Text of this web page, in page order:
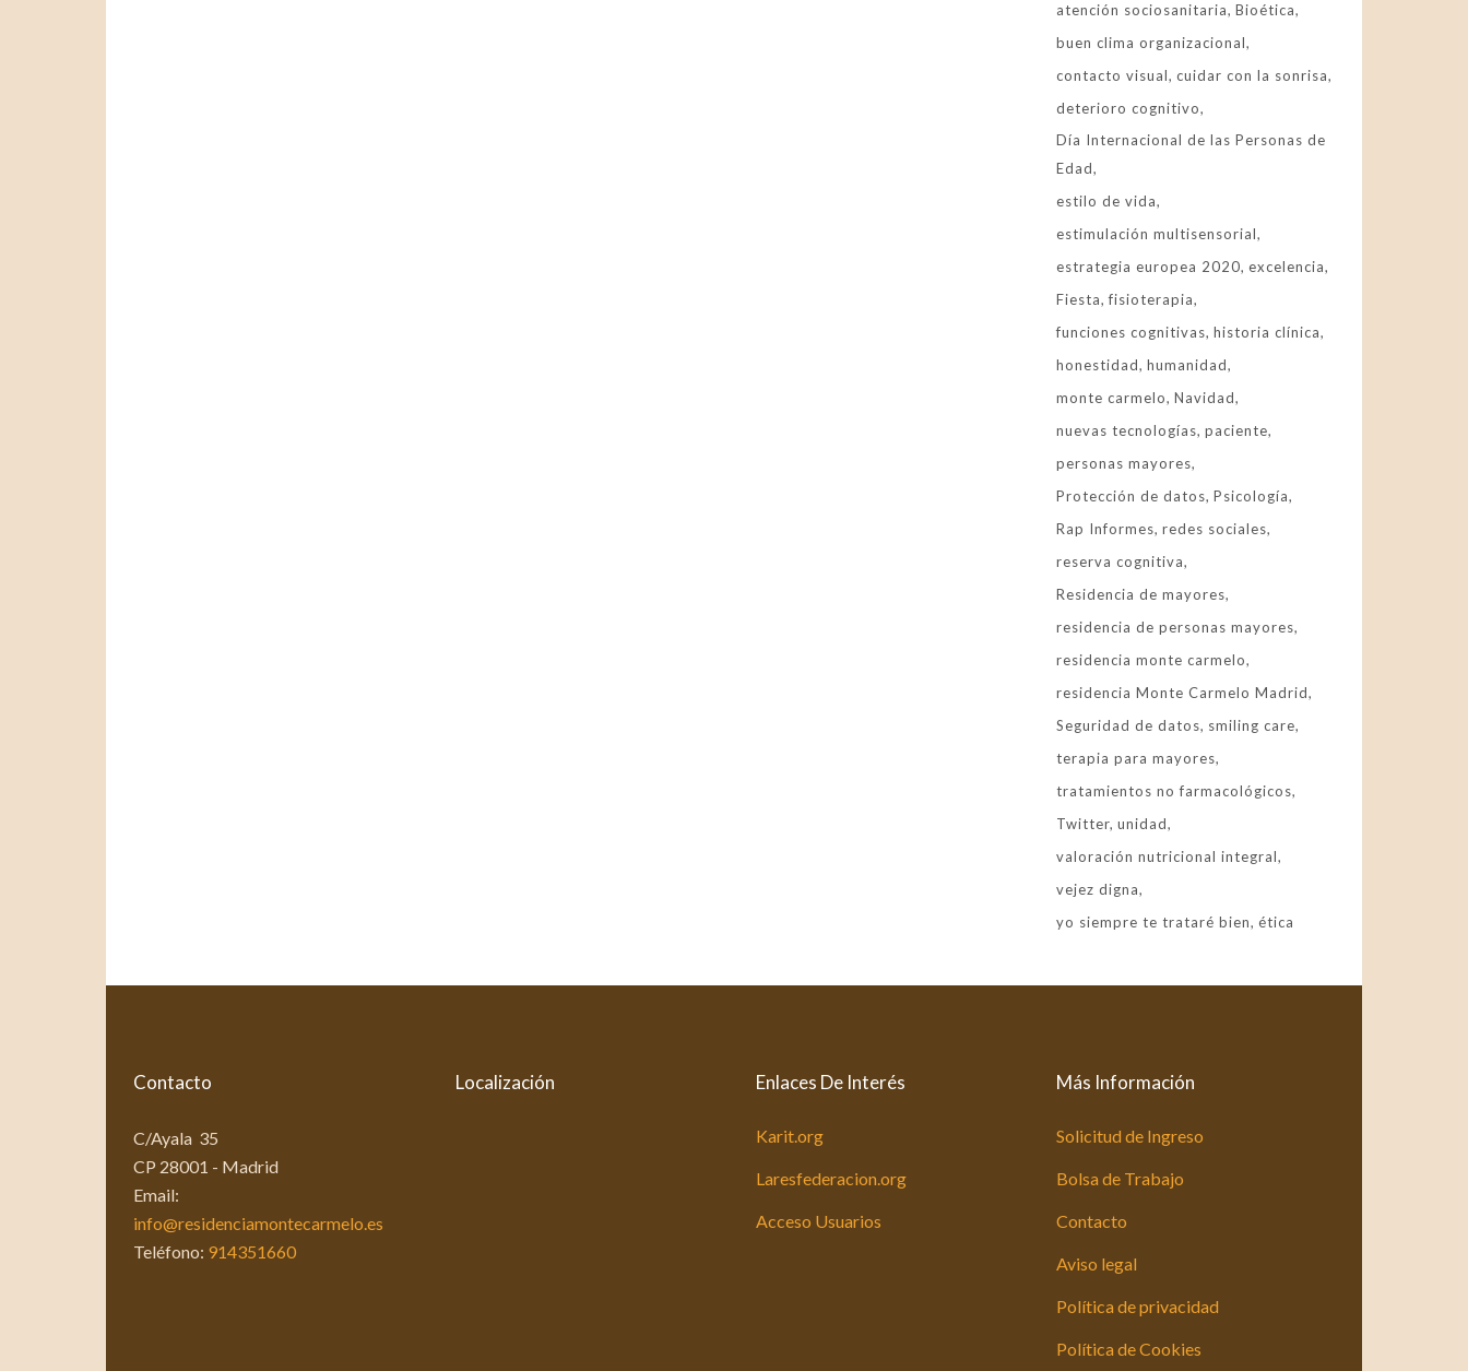
atención sociosanitaria Bioética
buen clima organizacional
contacto visual cuidar con la sonrisa
deterioro cognitivo
Día Internacional de las Personas de
Edad
estilo de vida
estimulación multisensorial
estrategia europea 2020 excelencia
Fiesta fisioterapia
funciones cognitivas historia clínica
honestidad humanidad
monte carmelo Navidad
nuevas tecnologías paciente
personas mayores
Protección de datos Psicología
Rap Informes redes sociales
reserva cognitiva
Residencia de mayores
residencia de personas mayores
residencia monte carmelo
residencia Monte Carmelo Madrid
Seguridad de datos smiling care
terapia para mayores
tratamientos no farmacológicos
Twitter unidad
valoración nutricional integral
vejez digna
yo siempre te trataré bien ética
Contacto
C/Ayala 35
CP 28001 - Madrid
Email:
info@residenciamontecarmelo.es
Teléfono: 914351660
Localización Enlaces De Interés
Karit.org
Laresfederacion.org
Acceso Usuarios
Más Información
Solicitud de Ingreso
Bolsa de Trabajo
Contacto
Aviso legal
Política de privacidad
Política de Cookies